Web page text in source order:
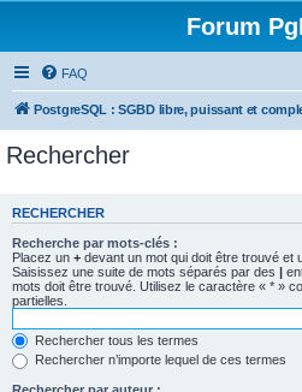
Forum
FAQ
PostgreSQL : SGBD libre, puissant et
Rechercher
RECHERCHER
Recherche par mots-clés :
Placez un + devant un mot qui doit être trouvé et
Saisissez une suite de mots séparés par des |
mots doit être trouvé. Utilisez le caractère « * »
partielles.
Rechercher tous les termes
Rechercher n’importe lequel de ces termes